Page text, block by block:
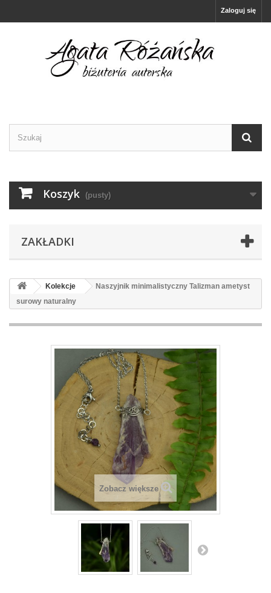
Zaloguj się
Koszyk (pusty)
ZAKŁADKI
Kolekcje
Naszyjnik minimalistyczny Talizman ametyst
surowy naturalny
Zobacz większe